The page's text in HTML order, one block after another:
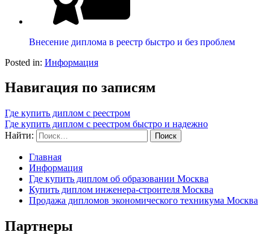
Внесение диплома в реестр быстро и без проблем
Posted in: Информация
Навигация по записям
Где купить диплом с реестром
Где купить диплом с реестром быстро и надежно
Найти:
Главная
Информация
Где купить диплом об образовании Москва
Купить диплом инженера-строителя Москва
Продажа дипломов экономического техникума Москва
Партнеры